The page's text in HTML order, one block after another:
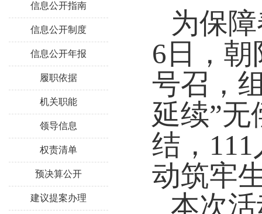
信息公开指南
信息公开制度
信息公开年报
履职依据
机关职能
领导信息
权责清单
预决算公开
建议提案办理
为保
6日，
号召，
延续”
结，
动筑牢
本次